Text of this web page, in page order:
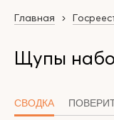
Главная
Щупы
СВОДКА